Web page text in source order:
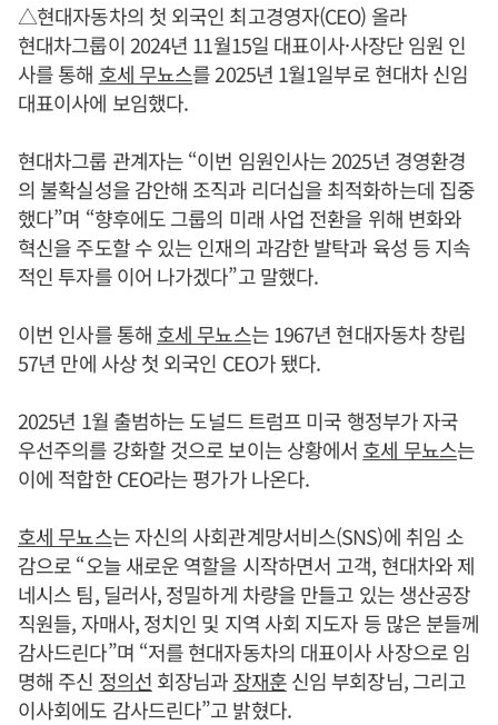
△현대자동차의 첫 외국인 최고경영자(CEO) 올라
현대차그룹이 2024년 11월15일 대표이사·사장단 임원 인
사를 통해 호세 무뇨스를 2025년 1월1일부로 현대차 신임
대표이사에 보임했다.
현대차그룹 관계자는 “이번 임원인사는 2025년 경영환경
의 불확실성을 감안해 조직과 리더십을 최적화하는데 집중
했다”며 “향후에도 그룹의 미래 사업 전환을 위해 변화와
혁신을 주도할 수 있는 인재의 과감한 발탁과 육성 등 지속
적인 투자를 이어 나가겠다”고 말했다.
이번 인사를 통해 호세 무뇨스는 1967년 현대자동차 창립
57년 만에 사상 첫 외국인 CEO가 됐다.
2025년 1월 출범하는 도널드 트럼프 미국 행정부가 자국
우선주의를 강화할 것으로 보이는 상황에서 호세 무뇨스는
이에 적합한 CEO라는 평가가 나온다.
호세 무뇨스는 자신의 사회관계망서비스(SNS)에 취임 소
감으로 “오늘 새로운 역할을 시작하면서 고객, 현대차와 제
네시스 팀, 딜러사, 정밀하게 차량을 만들고 있는 생산공장
직원들, 자매사, 정치인 및 지역 사회 지도자 등 많은 분들께
감사드린다”며 “저를 현대자동차의 대표이사 사장으로 임
명해 주신 정의선 회장님과 장재훈신임 부회장님, 그리고
이사회에도 감사드린다”고 밝혔다.